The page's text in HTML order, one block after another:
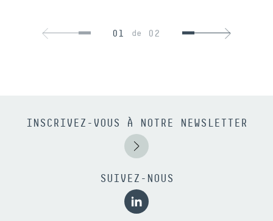
01 de 02
INSCRIVEZ-VOUS À NOTRE NEWSLETTER
SUIVEZ-NOUS